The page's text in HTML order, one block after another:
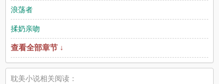
浪荡者
揉奶亲吻
查看全部章节 ↓
耽美小说相关阅读：